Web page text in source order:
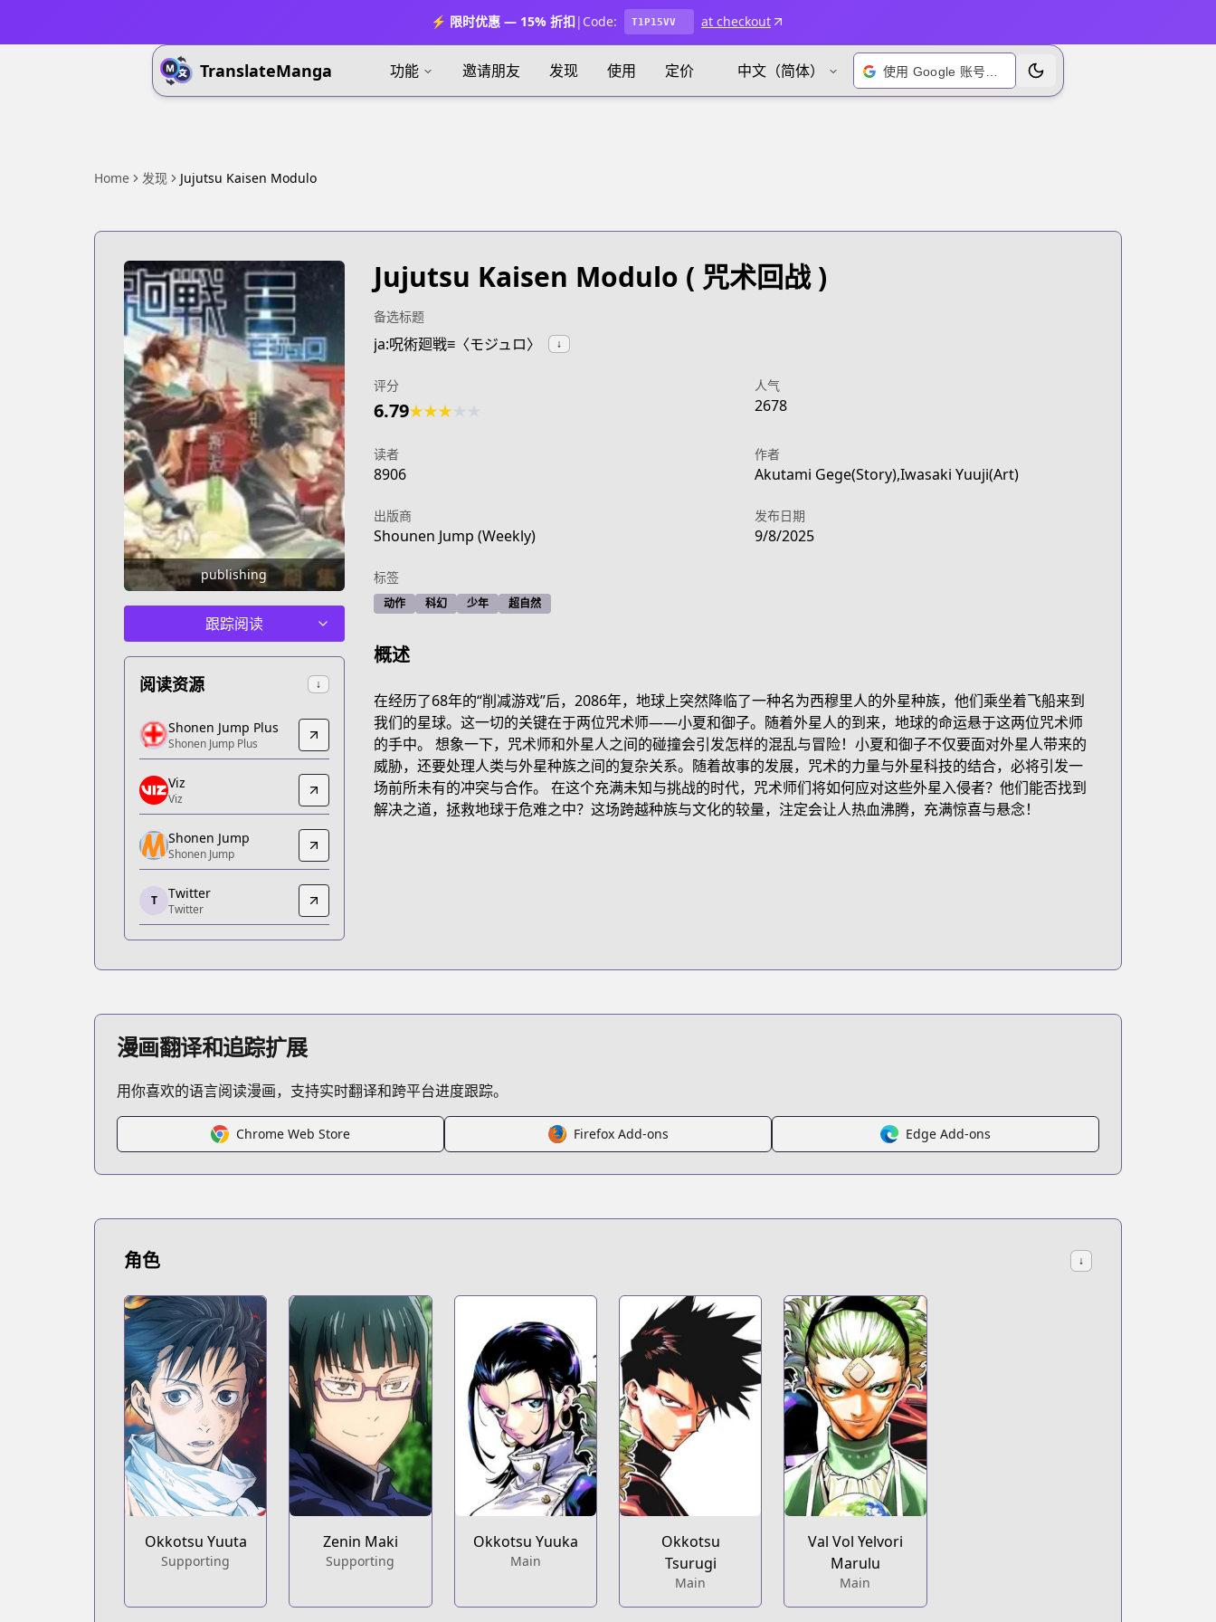
⚡ 限时优惠 — 15% 折扣 | Code: T1P15VV at checkout
TranslateManga 功能 邀请朋友 发现 使用 定价 中文（简体） 切换主题
Home 发现 Jujutsu Kaisen Modulo
publishing
跟踪阅读
阅读资源 ↓
Shonen Jump Plus
Shonen Jump Plus
https://shonenjumpplus.com/episode/17107094910448169436
Viz
Viz
https://www.viz.com/shonenjump/chapters/jujutsu-kaisen-modulo
Shonen Jump
Shonen Jump
https://www.shonenjump.com/j/rensai/jujutsu-modulo.html
Twitter
Twitter
Shonen Jump Plus
Shonen Jump Plus
Viz
Viz
Shonen Jump
Shonen Jump
T Twitter
Twitter
Jujutsu Kaisen Modulo ( 咒术回战 )
备选标题
ja:呪術廻戦≡〈モジュロ〉 ↓
评分
6.79★★★
人气
2678
读者
8906
作者
Akutami Gege(Story),Iwasaki Yuuji(Art)
出版商
Shounen Jump (Weekly)
发布日期
9/8/2025
标签
动作 科幻 少年 超自然
概述
在经历了68年的“削减游戏”后，2086年，地球上突然降临了一种名为西穆里人的外星种族，他们乘坐着飞船来到
我们的星球。这一切的关键在于两位咒术师——小夏和御子。随着外星人的到来，地球的命运悬于这两位咒术师
的手中。 想象一下，咒术师和外星人之间的碰撞会引发怎样的混乱与冒险！小夏和御子不仅要面对外星人带来的
威胁，还要处理人类与外星种族之间的复杂关系。随着故事的发展，咒术的力量与外星科技的结合，必将引发一
场前所未有的冲突与合作。 在这个充满未知与挑战的时代，咒术师们将如何应对这些外星入侵者？他们能否找到
解决之道，拯救地球于危难之中？这场跨越种族与文化的较量，注定会让人热血沸腾，充满惊喜与悬念！
漫画翻译和追踪扩展
用你喜欢的语言阅读漫画，支持实时翻译和跨平台进度跟踪。
Chrome Web Store Firefox Add-ons Edge Add-ons
角色 ↓
Okkotsu Yuuta
Supporting
Zenin Maki
Supporting
Okkotsu Yuuka
Main
Okkotsu
Tsurugi
Main
Val Vol Yelvori
Marulu
Main